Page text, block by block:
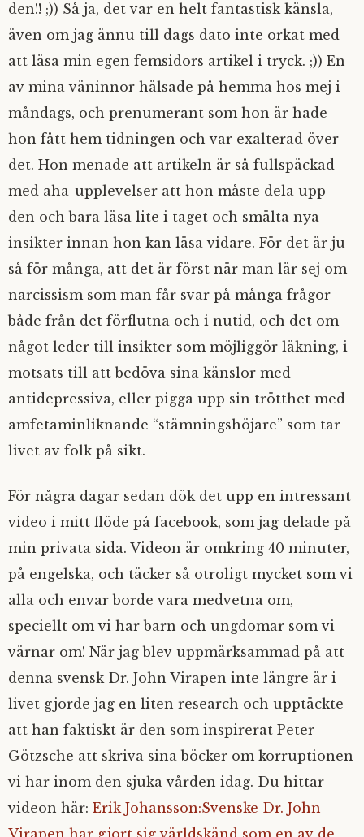
den!! ;)) Så ja, det var en helt fantastisk känsla,
även om jag ännu till dags dato inte orkat med
att läsa min egen femsidors artikel i tryck. ;)) En
av mina väninnor hälsade på hemma hos mej i
måndags, och prenumerant som hon är hade
hon fått hem tidningen och var exalterad över
det. Hon menade att artikeln är så fullspäckad
med aha-upplevelser att hon måste dela upp
den och bara läsa lite i taget och smälta nya
insikter innan hon kan läsa vidare. För det är ju
så för många, att det är först när man lär sej om
narcissism som man får svar på många frågor
både från det förflutna och i nutid, och det om
något leder till insikter som möjliggör läkning, i
motsats till att bedöva sina känslor med
antidepressiva, eller pigga upp sin trötthet med
amfetaminliknande “stämningshöjare” som tar
livet av folk på sikt.
För några dagar sedan dök det upp en intressant
video i mitt flöde på facebook, som jag delade på
min privata sida. Videon är omkring 40 minuter,
på engelska, och täcker så otroligt mycket som vi
alla och envar borde vara medvetna om,
speciellt om vi har barn och ungdomar som vi
värnar om! När jag blev uppmärksammad på att
denna svensk Dr. John Virapen inte längre är i
livet gjorde jag en liten research och upptäckte
att han faktiskt är den som inspirerat Peter
Götzsche att skriva sina böcker om korruptionen
vi har inom den sjuka vården idag. Du hittar
videon här: Erik Johansson:Svenske Dr. John
Virapen har gjort sig världskänd som en av de